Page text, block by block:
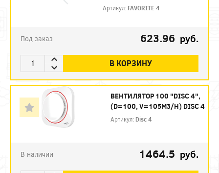
Артикул: FAVORITE 4
Под заказ 623.96 руб.
В КОРЗИНУ
ВЕНТИЛЯТОР 100 "DISC 4",
(D=100, V=105M3/H) DISC 4
Артикул:Disc 4
В наличии 1464.5 руб.